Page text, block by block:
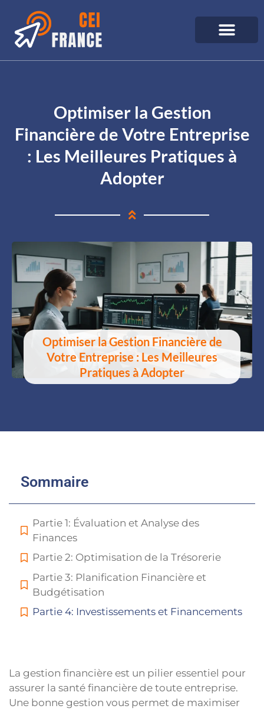
Optimiser la Gestion
Financière de Votre Entreprise
: Les Meilleures Pratiques à
Adopter
Optimiser la Gestion Financière de
Votre Entreprise : Les Meilleures
Pratiques à Adopter
Sommaire
Partie 1: Évaluation et Analyse des
Finances
Partie 2: Optimisation de la Trésorerie
Partie 3: Planification Financière et
Budgétisation
Partie 4: Investissements et Financements
La gestion financière est un pilier essentiel pour
assurer la santé financière de toute entreprise.
Une bonne gestion vous permet de maximiser